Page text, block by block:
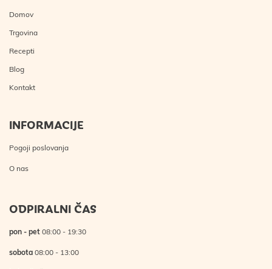
Domov
Trgovina
Recepti
Blog
Kontakt
INFORMACIJE
Pogoji poslovanja
O nas
ODPIRALNI ČAS
pon - pet 08:00 - 19:30
sobota 08:00 - 13:00